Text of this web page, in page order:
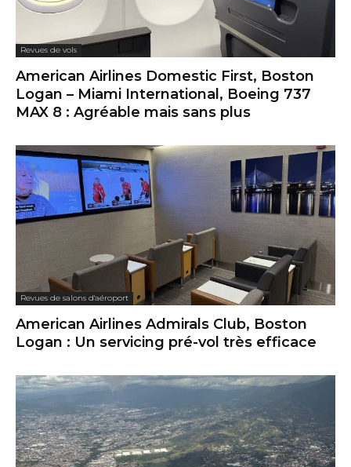
Revues de vols
American Airlines Domestic First, Boston
Logan – Miami International, Boeing 737
MAX 8 : Agréable mais sans plus
Revues de salons d'aéroport
American Airlines Admirals Club, Boston
Logan : Un servicing pré-vol très efficace